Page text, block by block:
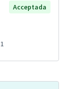
Acceptada
1